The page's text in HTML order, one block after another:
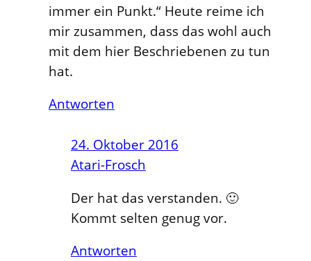
immer ein Punkt.“ Heute reime ich
mir zusammen, dass das wohl auch
mit dem hier Beschriebenen zu tun
hat.
Antworten
24. Oktober 2016
Atari-Frosch
Der hat das verstanden. 🙂
Kommt selten genug vor.
Antworten